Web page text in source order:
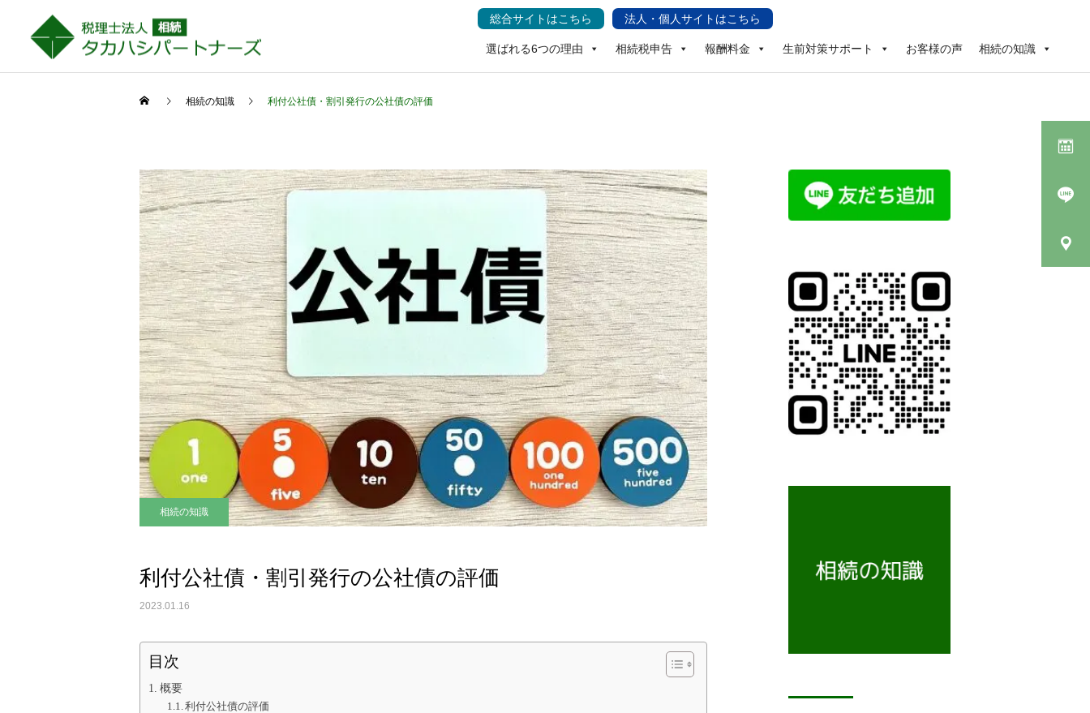
総合サイトはこちら 法人・個人サイトはこちら
選ばれる6つの理由 相続税申告 報酬料金 生前対策サポート お客様の声 相続の知識
相続の知識 利付公社債・割引発行の公社債の評価
相続の知識
利付公社債・割引発行の公社債の評価
2023.01.16
目次
概要
利付公社債の評価